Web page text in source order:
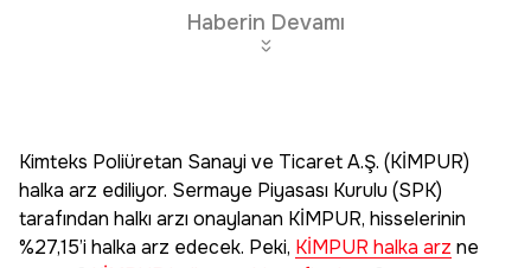
Haberin Devamı
Kimteks Poliüretan Sanayi ve Ticaret A.Ş. (KİMPUR)
halka arz ediliyor. Sermaye Piyasası Kurulu (SPK)
tarafından halkı arzı onaylanan KİMPUR, hisselerinin
%27,15’i halka arz edecek. Peki, KİMPUR halka arz ne